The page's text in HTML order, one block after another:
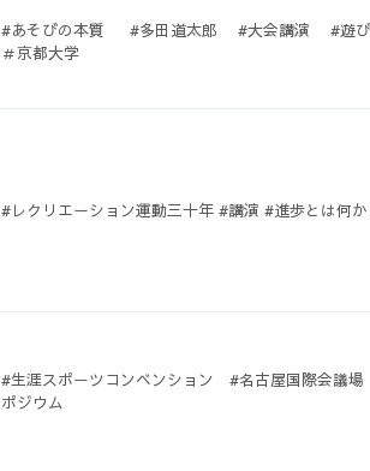
#あそびの本質 #多田道太郎 #大会講演 #遊び
＃京都大学
#レクリエーション運動三十年 #講
#生涯スポーツコンベンション #名古屋国際会
ポジウム